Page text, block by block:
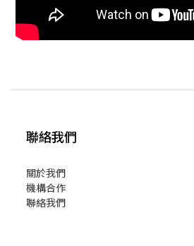
聯絡我們
關於我們
機構合作
聯絡我們